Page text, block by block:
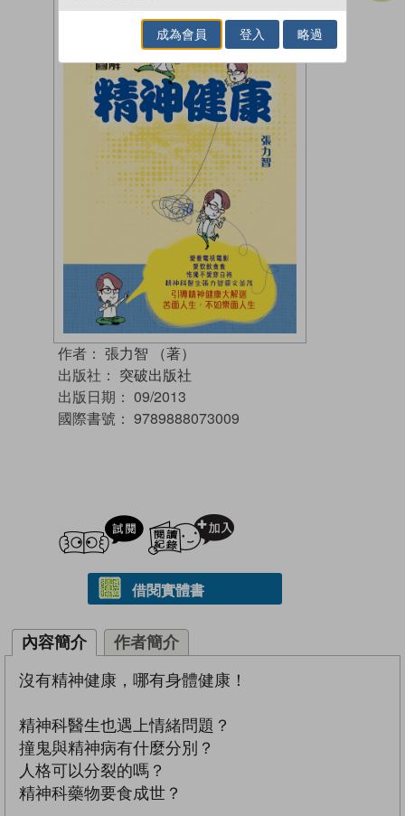
作者： 張力智 （著）
出版社： 突破出版社
出版日期： 09/2013
國際書號： 9789888073009
試閲
借閱實體書
內容簡介 作者簡介
沒有精神健康，哪有身體健康！
精神科醫生也遇上情緒問題？
撞鬼與精神病有什麼分別？
人格可以分裂的嗎？
精神科藥物要食成世？
成為會員 登入 略過